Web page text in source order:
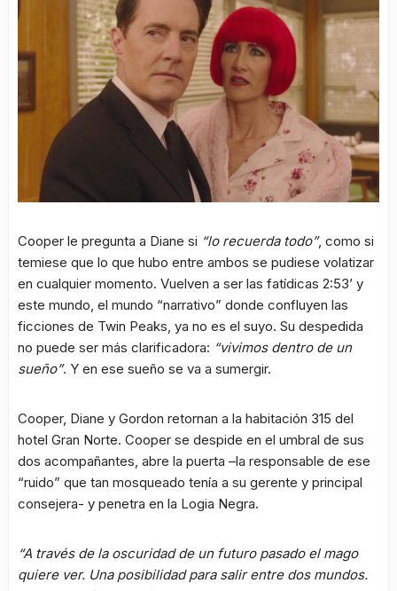
Cooper le pregunta a Diane si “lo recuerda todo”, como si
temiese que lo que hubo entre ambos se pudiese volatizar
en cualquier momento. Vuelven a ser las fatídicas 2:53’ y
este mundo, el mundo “narrativo” donde confluyen las
ficciones de Twin Peaks, ya no es el suyo. Su despedida
no puede ser más clarificadora: “vivimos dentro de un
sueño”. Y en ese sueño se va a sumergir.
Cooper, Diane y Gordon retornan a la habitación 315 del
hotel Gran Norte. Cooper se despide en el umbral de sus
dos acompañantes, abre la puerta –la responsable de ese
“ruido” que tan mosqueado tenía a su gerente y principal
consejera- y penetra en la Logia Negra.
“A través de la oscuridad de un futuro pasado el mago
quiere ver. Una posibilidad para salir entre dos mundos.